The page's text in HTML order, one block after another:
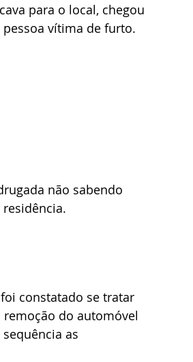
para o local, chegou
vítima de furto.
não sabendo
constatado se tratar
do automóvel
as